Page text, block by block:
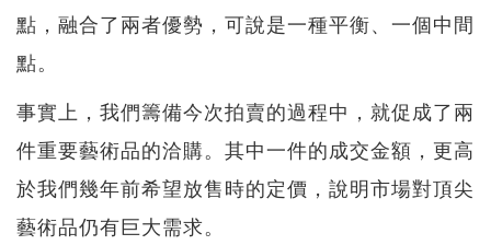
點，融合了兩者優勢，可說是一種平衡、一個中間
點。
事實上，我們籌備今次拍賣的過程中，就促成了兩
件重要藝術品的洽購。其中一件的成交金額，更高
於我們幾年前希望放售時的定價，說明市場對頂尖
藝術品仍有巨大需求。